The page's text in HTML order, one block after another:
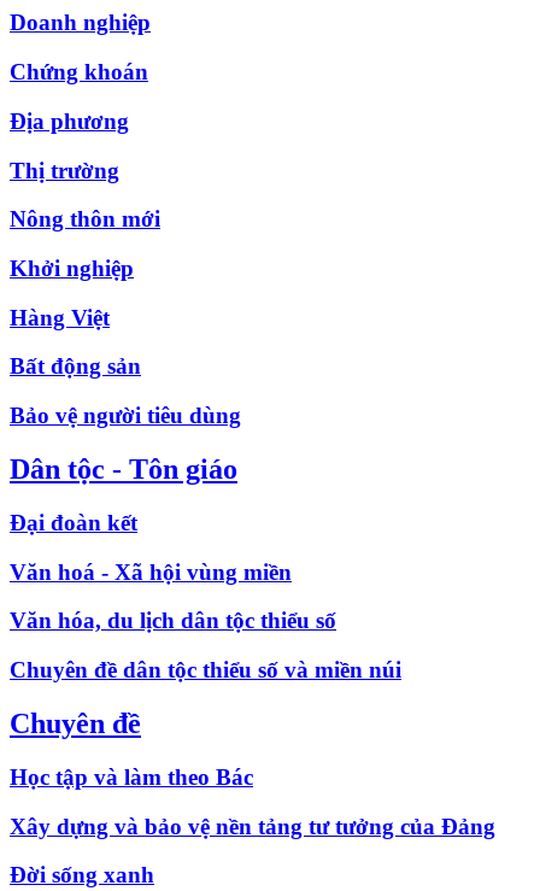
Doanh nghiệp
Chứng khoán
Địa phương
Thị trường
Nông thôn mới
Khởi nghiệp
Hàng Việt
Bất động sản
Bảo vệ người tiêu dùng
Dân tộc - Tôn giáo
Đại đoàn kết
Văn hoá - Xã hội vùng miền
Văn hóa, du lịch dân tộc thiểu số
Chuyên đề dân tộc thiểu số và miền núi
Chuyên đề
Học tập và làm theo Bác
Xây dựng và bảo vệ nền tảng tư tưởng của Đảng
Đời sống xanh